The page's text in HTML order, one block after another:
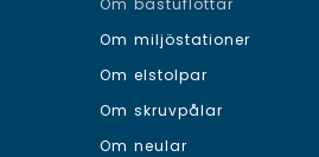
Om bastuflottar
Om miljöstationer
Om elstolpar
Om skruvpålar
Om neular